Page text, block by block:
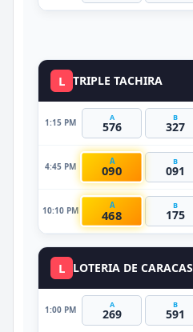
L TRIPLE TACHIRA
1:15 PM A
576
B
327
4:45 PM
A
090
B
091
10:10 PM
A
468
B
175
L LOTERIA DE CARACAS
1:00 PM A
269
B
591